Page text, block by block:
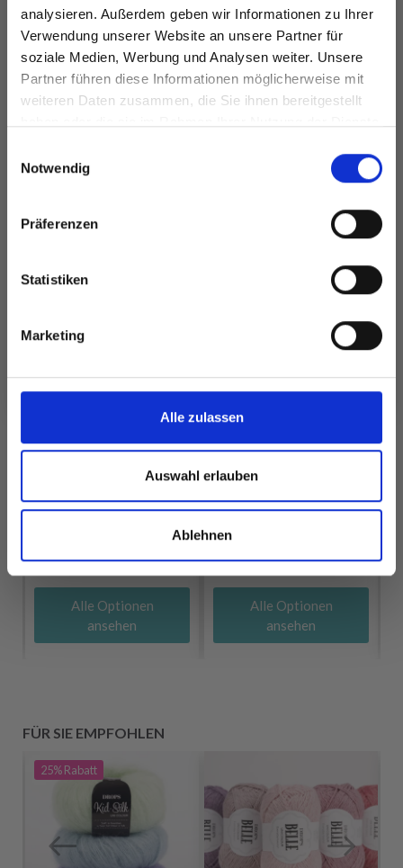
analysieren. Außerdem geben wir Informationen zu Ihrer
Verwendung unserer Website an unsere Partner für
soziale Medien, Werbung und Analysen weiter. Unsere
Partner führen diese Informationen möglicherweise mit
weiteren Daten zusammen, die Sie ihnen bereitgestellt
Notwendig
Präferenzen
Statistiken
Marketing
Alle zulassen
Auswahl erlauben
Ablehnen
Alle Optionen
ansehen
ansehen
35%Rabatt
VIKING BAMBINO
EUR 3.75
Angebot bis
Alle Optionen
ansehen
SOFT CAKE
EUR 19.95
Alle Optionen
ansehen
FÜR SIE EMPFOHLEN
25%Rabatt
Spare bis zu 50%
und erhalte exklusiven Zugang zu